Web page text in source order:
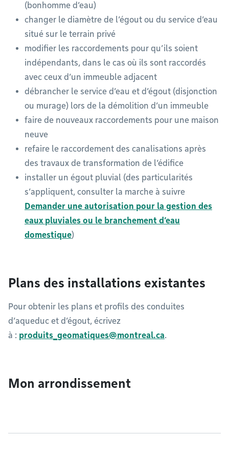
(bonhomme d’eau)
changer le diamètre de l’égout ou du service d’eau
situé sur le terrain privé
modifier les raccordements pour qu’ils soient
indépendants, dans le cas où ils sont raccordés
avec ceux d’un immeuble adjacent
débrancher le service d’eau et d’égout (disjonction
ou murage) lors de la démolition d’un immeuble
faire de nouveaux raccordements pour une maison
neuve
refaire le raccordement des canalisations après
des travaux de transformation de l’édifice
installer un égout pluvial (des particularités
s’appliquent, consulter la marche à suivre
Demander une autorisation pour la gestion des
eaux pluviales ou le branchement d’eau
domestique)
Plans des installations existantes
Pour obtenir les plans et profils des conduites
d’aqueduc et d’égout, écrivez
à : produits_geomatiques@montreal.ca.​​​​​
Mon arrondissement